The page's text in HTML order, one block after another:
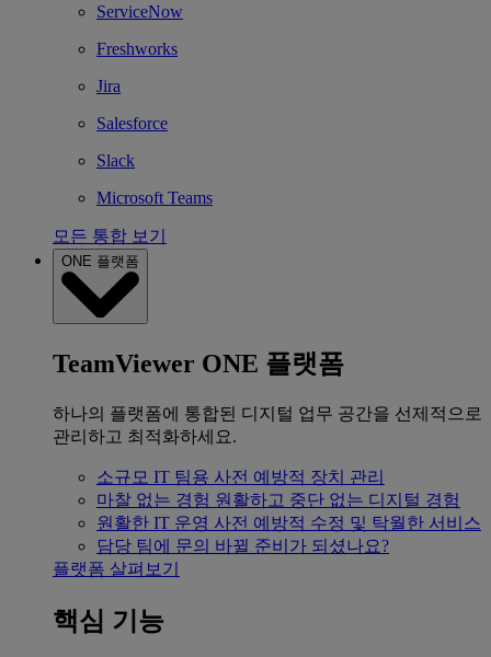
ServiceNow
Freshworks
Jira
Salesforce
Slack
Microsoft Teams
모든 통합 보기
ONE 플랫폼
TeamViewer ONE 플랫폼
하나의 플랫폼에 통합된 디지털 업무 공간을 선제적으로
관리하고 최적화하세요.
소규모 IT 팀용 사전 예방적 장치 관리
마찰 없는 경험 원활하고 중단 없는 디지털 경험
원활한 IT 운영 사전 예방적 수정 및 탁월한 서비스
담당 팀에 문의 바뀔 준비가 되셨나요?
플랫폼 살펴보기
핵심 기능